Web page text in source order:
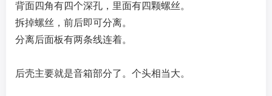
背面四角有四个深孔，里面有四颗螺丝。
拆掉螺丝，前后即可分离。
分离后面板有两条线连着。
后壳主要就是音箱部分了。个头相当大。